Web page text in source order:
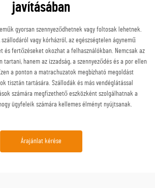
javításában
gyorsan szennyeződhetnek vagy foltosak lehetnek.
vagy kórházról, az egészségtelen ágynemű
és fertőzéseket okozhat a felhasználókban. Nemcsak az
hanem az izzadság, a szennyeződés és a por ellen
a ponton a matrachuzatok megbízható megoldást
tisztán tartására. Szállodák és más vendéglátással
számára megfizethető eszközként szolgálhatnak a
ügyfeleik számára kellemes élményt nyújtsanak.
Árajánlat kérése